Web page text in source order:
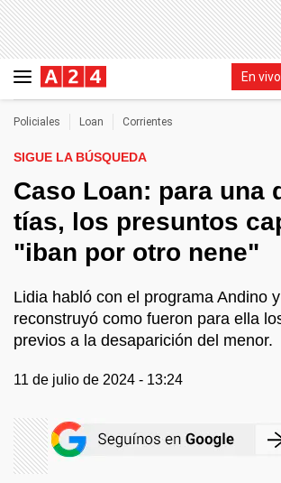
En vivo
Policiales Loan Corrientes
SIGUE LA BÚSQUEDA
Caso Loan: para una
tías, los presuntos
"iban por otro nene"
Lidia habló con el programa Andino
reconstruyó como fueron para ella
previos a la desaparición del menor.
11 de julio de 2024 - 13:24